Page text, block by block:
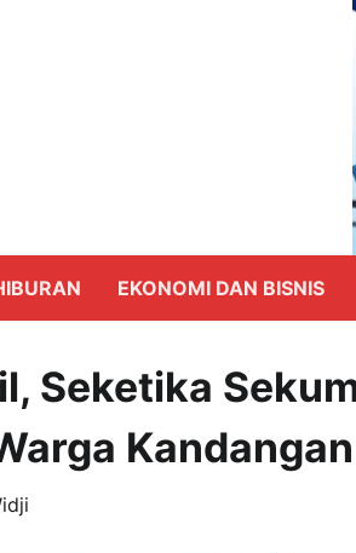
EKONOMI DAN BISNIS
Seketika